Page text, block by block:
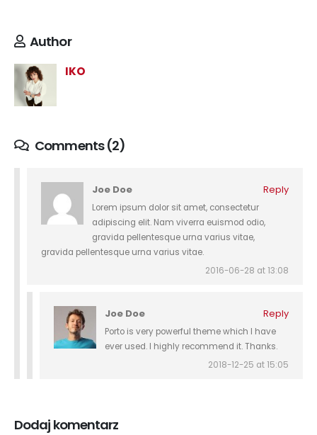
Author
IKO
Comments (2)
Joe Doe Reply
Lorem ipsum dolor sit amet, consectetur
adipiscing elit. Nam viverra euismod odio,
gravida pellentesque urna varius vitae,
gravida pellentesque urna varius vitae.
2016-06-28 at 13:08
Joe Doe Reply
Porto is very powerful theme which I have
ever used. I highly recommend it. Thanks.
2018-12-25 at 15:05
Dodaj komentarz